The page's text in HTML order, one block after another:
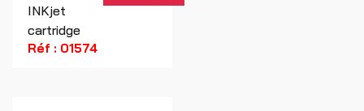
INKjet
cartridge
Réf : 01574